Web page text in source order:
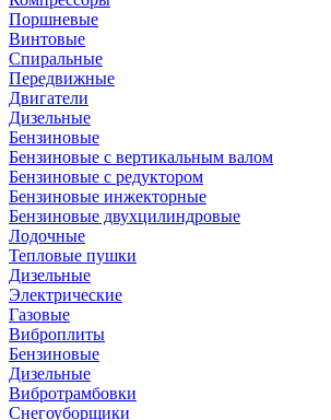
Поршневые
Винтовые
Спиральные
Передвижные
Двигатели
Дизельные
Бензиновые
Бензиновые с вертикальным валом
Бензиновые с редуктором
Бензиновые инжекторные
Бензиновые двухцилиндровые
Лодочные
Тепловые пушки
Дизельные
Электрические
Газовые
Виброплиты
Бензиновые
Дизельные
Вибротрамбовки
Снегоуборщики